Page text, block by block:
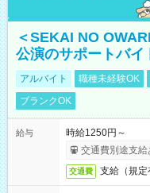
＜SEKAI NO
公演のサポートバイ
アルバイト 職種未経験OK
ブランクOK
給与
時給1250円～
交通費別途支給
交通費 支給（規定